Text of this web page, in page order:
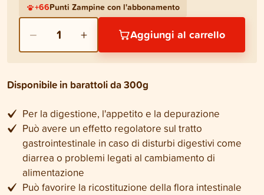
+66Punti Zampine con l'abbonamento
− 1 + Aggiungi al carrello
Disponibile in barattoli da 300g
Per la digestione, l'appetito e la depurazione
Può avere un effetto regolatore sul tratto
gastrointestinale in caso di disturbi digestivi come
diarrea o problemi legati al cambiamento di
alimentazione
Può favorire la ricostituzione della flora intestinale